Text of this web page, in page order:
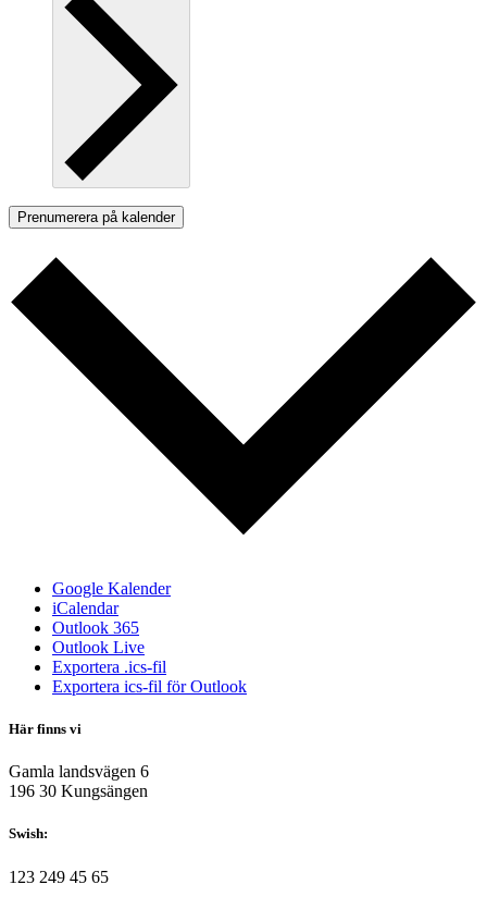
Prenumerera på kalender
Google Kalender
iCalendar
Outlook 365
Outlook Live
Exportera .ics-fil
Exportera ics-fil för Outlook
Här finns vi
Gamla landsvägen 6
196 30 Kungsängen
Swish:
123 249 45 65